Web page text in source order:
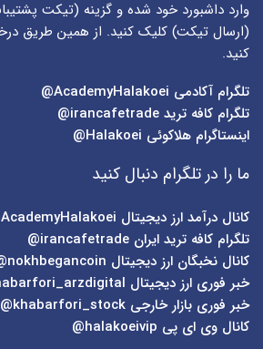
وارد داشبورد خود شده و گزینه (تیکت
(ارسال تیکت) کلیک کنید. از همین طریق
کنید.
تلگرام آکادمی
تلگرام کافه ترید irancafetrade@
اینستاگرام هلاکوئی Halakoei@
ما را در تلگرام دنبال کنید
کانال درآمد ارز دیجیتال AcademyHalakoei@
تلگرام کافه ترید ایران irancafetrade@
کانال نخبگان ارز دیجیتال nokhbegancoin@
خبر فوری ارز دیجیتال
خبر فوری بازار خارجی khabarfori_stock@
کانال وی ای پی halakoeivip@